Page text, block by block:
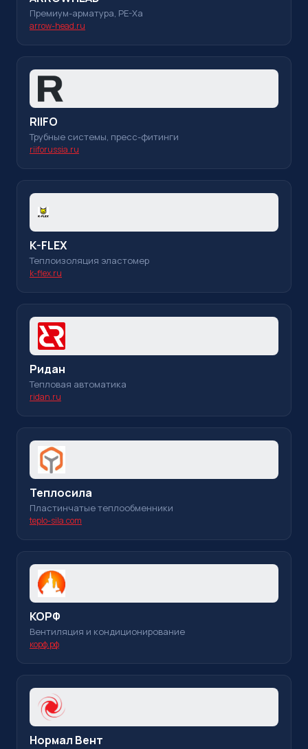
Премиум-арматура, PE-Xa
arrow-head.ru
RIIFO
Трубные системы, пресс-фитинги
riiforussia.ru
K-FLEX
Теплоизоляция эластомер
k-flex.ru
Ридан
Тепловая автоматика
ridan.ru
Теплосила
Пластинчатые теплообменники
teplo-sila.com
КОРФ
Вентиляция и кондиционирование
корф.рф
Нормал Вент